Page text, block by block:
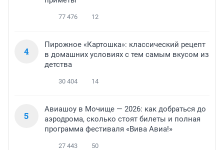
77 476 12
4
Пирожное «Картошка»: классический рецепт
в домашних условиях с тем самым вкусом из
детства
30 404 14
5
Авиашоу в Мочище — 2026: как добраться до
аэродрома, сколько стоят билеты и полная
программа фестиваля «Вива Авиа!»
27 443 50